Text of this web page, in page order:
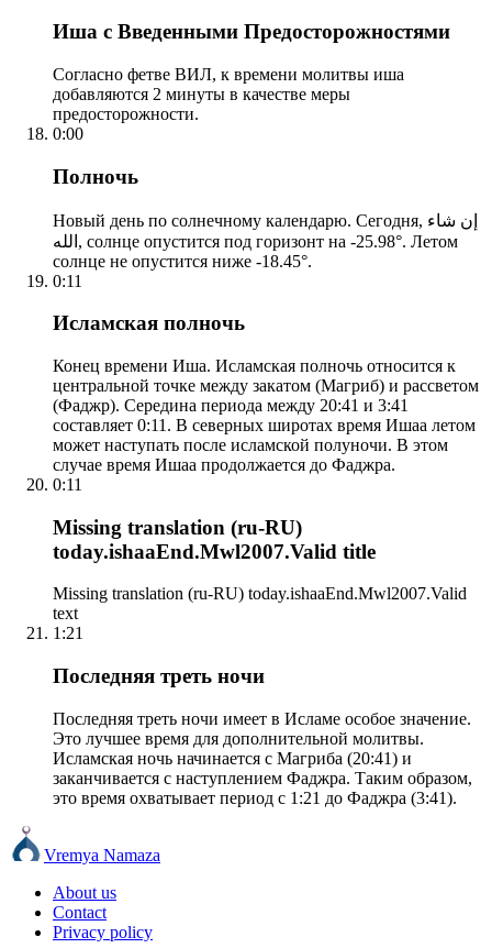
Иша с Введенными Предосторожностями
Согласно фетве ВИЛ, к времени молитвы иша
добавляются 2 минуты в качестве меры
предосторожности.
0:00
Полночь
Новый день по солнечному календарю. Сегодня, إن شاء
الله, солнце опустится под горизонт на -25.98°. Летом
солнце не опустится ниже -18.45°.
0:11
Исламская полночь
Конец времени Иша. Исламская полночь относится к
центральной точке между закатом (Магриб) и рассветом
(Фаджр). Середина периода между 20:41 и 3:41
составляет 0:11. В северных широтах время Ишаа летом
может наступать после исламской полуночи. В этом
случае время Ишаа продолжается до Фаджра.
0:11
Missing translation (ru-RU)
today.ishaaEnd.Mwl2007.Valid title
Missing translation (ru-RU) today.ishaaEnd.Mwl2007.Valid
text
1:21
Последняя треть ночи
Последняя треть ночи имеет в Исламе особое значение.
Это лучшее время для дополнительной молитвы.
Исламская ночь начинается с Магриба (20:41) и
заканчивается с наступлением Фаджра. Таким образом,
это время охватывает период с 1:21 до Фаджра (3:41).
Vremya Namaza
About us
Contact
Privacy policy